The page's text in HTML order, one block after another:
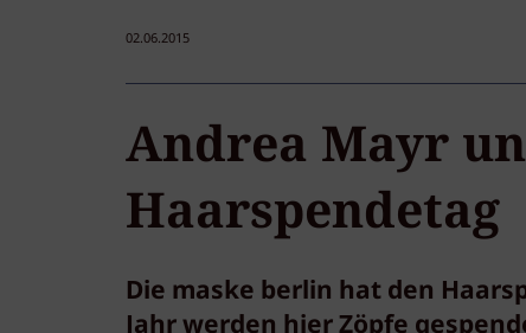
02.06.2015
Andrea Mayr
Haarspendetag
Die maske berlin hat den